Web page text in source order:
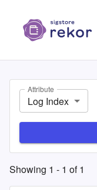
Attribute
Log Index
Showing 1 - 1 of1